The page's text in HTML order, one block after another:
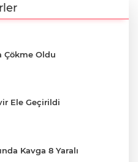
Çökme Oldu
Ele Geçirildi
Kavga 8 Yaralı